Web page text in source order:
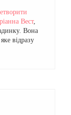
Вест,
Вона
відразу